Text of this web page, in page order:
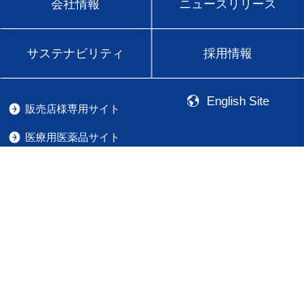
会社情報 ニュースリリース
サステナビリティ 採用情報
English Site
販売店様専用サイト
医療用医薬品サイト